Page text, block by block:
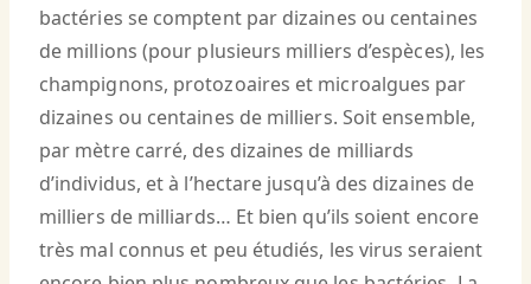
bactéries se comptent par dizaines ou centaines
de millions (pour plusieurs milliers d’espèces), les
champignons, protozoaires et microalgues par
dizaines ou centaines de milliers. Soit ensemble,
par mètre carré, des dizaines de milliards
d’individus, et à l’hectare jusqu’à des dizaines de
milliers de milliards… Et bien qu’ils soient encore
très mal connus et peu étudiés, les virus seraient